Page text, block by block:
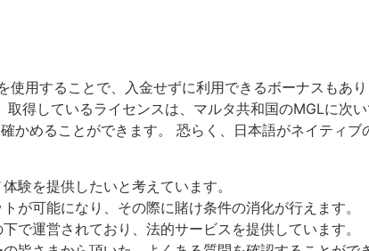
用することで、入金せずに利用できるボーナスもあ
得しているライセンスは、マルタ共和国のMGLに次
かめることができます。 恐らく、日本語がネイティ
験を提供したいと考えています。
が可能になり、その際に賭け条件の消化が行えます。
で運営されており、法的サービスを提供しています。